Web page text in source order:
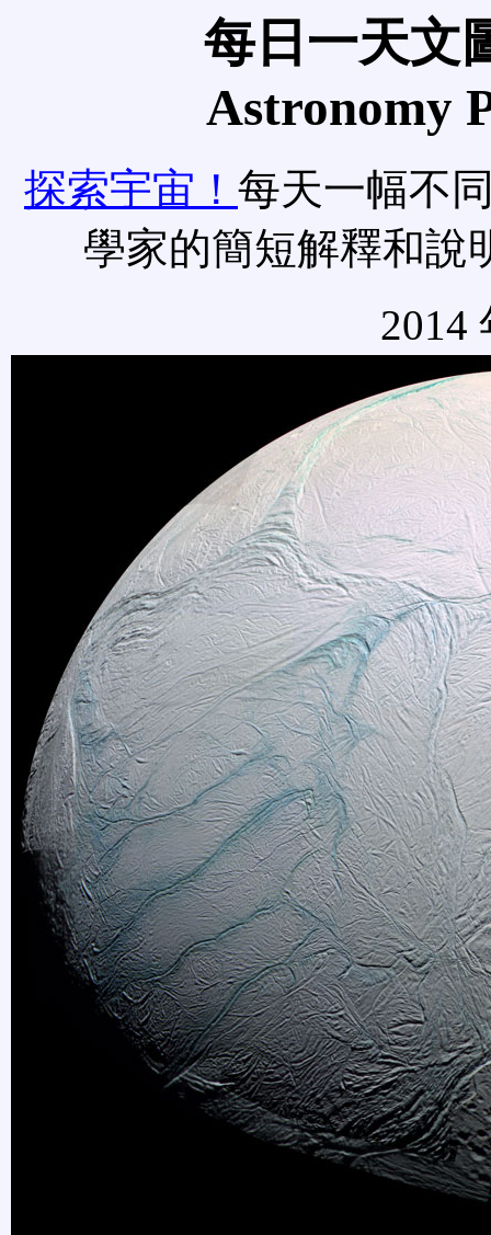
每日一天文
Astronomy
探索宇宙！ 每天一幅不
學家的簡短解釋和說
2014